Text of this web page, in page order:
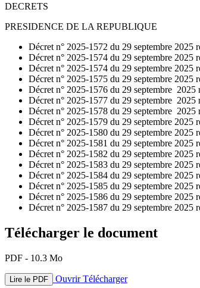
DECRETS
PRESIDENCE DE LA REPUBLIQUE
Décret n° 2025-1572 du 29 septembre 2025
Décret n° 2025-1574 du 29 septembre 2025
Décret n° 2025-1574 du 29 septembre
Décret n° 2025-1575 du 29 septembre
Décret n° 2025-1576 du 29 septembre
Décret n° 2025-1577 du 29 septembre
Décret n° 2025-1578 du 29 septembre
Décret n° 2025-1579 du 29 septembre 2025
Décret n° 2025-1580 du 29 septembre 2025
Décret n° 2025-1581 du 29 septembre
Décret n° 2025-1582 du 29 septembre 2025
Décret n° 2025-1583 du 29 septembre 2025
Décret n° 2025-1584 du 29 septembre 2025
Décret n° 2025-1585 du 29 septembre 2025
Décret n° 2025-1586 du 29 septembre 2025
Décret n° 2025-1587 du 29 septembre 2025
Télécharger le document
PDF - 10.3 Mo
Lire le PDF OuvrirTélécharger